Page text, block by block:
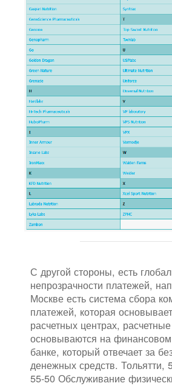
С другой стороны, есть
непрозрачности платежей,
Москве есть система сбора
платежей, которая
расчетных центрах,
основываются на
банке, который отвечает за
денежных средств. Тольятти,
55-50 Обслуживание